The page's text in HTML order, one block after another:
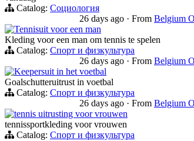
Catalog: Социология
26 days ago · From Belgium
Tennisuit voor een man
Kleding voor een man om tennis te spelen
Catalog: Спорт и физкультура
26 days ago · From Belgium
Keepersuit in het voetbal
Goalschutteruitrust in voetbal
Catalog: Спорт и физкультура
26 days ago · From Belgium
tennis uitrusting voor vrouwen
tennissportkleding voor vrouwen
Catalog: Спорт и физкультура